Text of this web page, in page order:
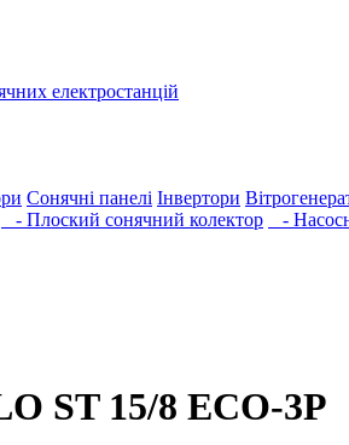
електростанцій
Сонячні панелі Інвертори
- Плоский сонячний колектор -
ST 15/8 ECO-3P